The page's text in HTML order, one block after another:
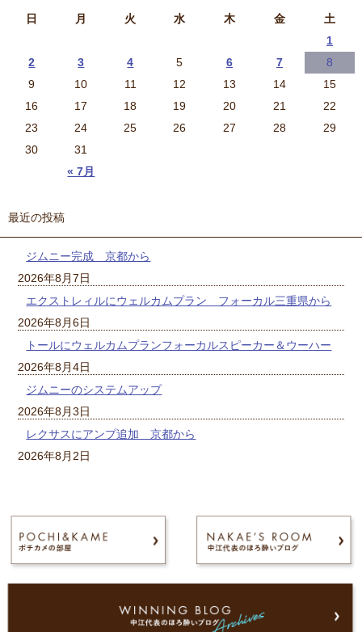
日
月 火 水 木 金 土
« 7月
1
2
3 4 5 6 7
8
9
10 11 12 13 14
15
16
17 18 19 20 21
22
23
24 25 26 27 28
29
30
31
最近の投稿
ジムニー完成 京都から
2026年8月7日
エクストレィルにウェルカムプラン フォーカル三重県から
2026年8月6日
トールにウェルカムプランフォーカルスピーカー＆ウーハー
2026年8月4日
ジムニーのシステムアップ
2026年8月3日
レクサスにアンプ追加 京都から
2026年8月2日